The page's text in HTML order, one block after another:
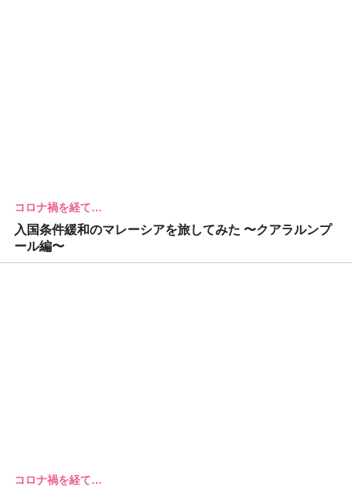
コロナ禍を経て…
入国条件緩和のマレーシアを旅してみた 〜クアラルンプ
ール編〜
コロナ禍を経て…